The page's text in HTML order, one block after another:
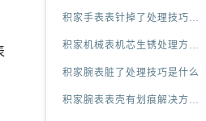
积家手表表针掉了处理技巧推荐
积家机械表机芯生锈处理方法汇总
积家腕表脏了处理技巧是什么
积家腕表表壳有划痕解决方法详解